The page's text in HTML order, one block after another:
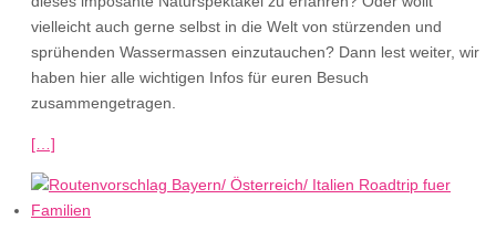
vielleicht auch gerne selbst in die Welt von stürzenden und
sprühenden Wassermassen einzutauchen? Dann lest weiter, wir
haben hier alle wichtigen Infos für euren Besuch
zusammengetragen.
[…]